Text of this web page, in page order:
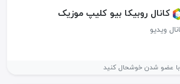
کانال روبیکا بیو کلیپ موزیک
ویدیو
با عضو شدن خوشحال کنید